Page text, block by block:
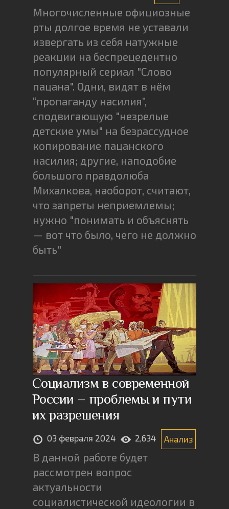
Многочисленные официозные
рты долгое время не уставали
извергать из себя натужные
реакции на беспрецедентно
популярный сериал "Слово
пацана". Одни, видят в нём
“пропаганду насилия”,
сподвигающую "незрелые
детские умы" на безрассудное
копирование пацанского
насилия; другие, наподобие
большого правдолюба
Михалкова, наоборот, считают,
что запреты неприемлемы;
нужно "понимать и объяснять
— вот что было, чего не должно
быть"
Социализм в современной
России – проблемы и пути
их разрешения
03 февраля 2024 2,634 Анализ
В данной работе будет
рассмотрен вопрос
актуальности
социалистической идеологии в